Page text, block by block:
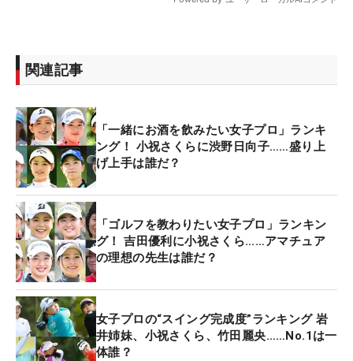
関連記事
「一緒にお酒を飲みたい女子プロ」ランキ
ング！ 小祝さくらに渋野日向子……盛り上
げ上手は誰だ？
「ゴルフを教わりたい女子プロ」ランキン
グ！ 吉田優利に小祝さくら……アマチュア
の理想の先生は誰だ？
女子プロの“スイング完成度”ランキング 岩
井姉妹、小祝さくら、竹田麗央……No.1は一
体誰？